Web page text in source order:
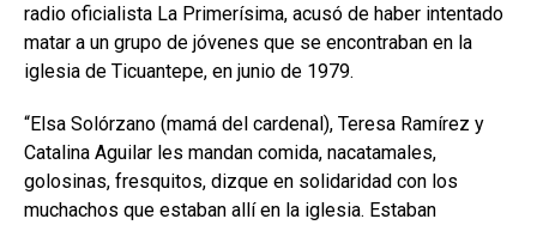
radio oficialista La Primerísima, acusó de haber intentado
matar a un grupo de jóvenes que se encontraban en la
iglesia de Ticuantepe, en junio de 1979.
“Elsa Solórzano (mamá del cardenal), Teresa Ramírez y
Catalina Aguilar les mandan comida, nacatamales,
golosinas, fresquitos, dizque en solidaridad con los
muchachos que estaban allí en la iglesia. Estaban